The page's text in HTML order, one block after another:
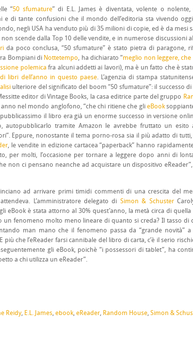
“50 sfumature” di E.L. James è diventata, volente o
e di tante confusioni che il mondo dell’editoria sta vivendo
negli USA ha venduto più di 35 milioni di copie, ed è da mesi
scende dalla Top 10 delle vendite, e in numerose discussioni
da poco conclusa, “50 sfumature” è stato pietra di paragone,
Bompiani di Nottetempo, ha dichiarato “meglio non leggere, che
polemica fra alcuni addetti ai lavori), ma è un fatto che è
libri dell’anno in questo paese. L’agenzia di stampa
ulteriore del significato del boom “50 sfumature”: il successo
editor di Vintage Books, la casa editrice parte del gruppo
nel mondo anglofono, “che chi ritiene che gli eBook
il libro era già un enorme successo in versione
autopubblicarlo tramite Amazon le avrebbe fruttato un esito
Eppure, nonostante il tema porno-rosa sia il più adatto di tutti,
, le vendite in edizione cartacea “paperback” hanno
per molti, l’occasione per tornare a leggere dopo anni di
non ci pensano neanche ad acquistare un dispositivo
ad arrivare primi timidi commenti di una crescita del
L’amministratore delegato di Simon & Schuster
eBook è stata attorno al 30% quest’anno, la metà circa di quella
un fenomeno molto meno lineare di quanto si creda? Il tasso di
man mano che il fenomeno passa da “grande novità” a
più che l’eReader farsi cannibale del libro di carta, c’è il serio
gli eBook, poichè “i possessori di tablet”, ha
a chi utilizza un eReader”.
Reidy, E.L. James, ebook, eReader, Random House, Simon &